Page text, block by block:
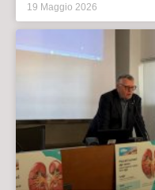
19 Maggio 2026